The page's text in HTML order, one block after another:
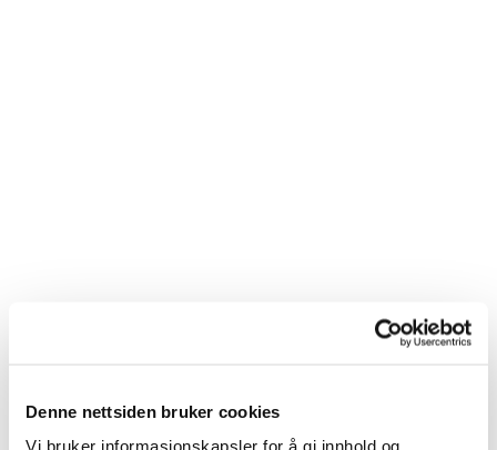
Denne nettsiden bruker cookies
Vi bruker informasjonskapsler for å gi innhold og